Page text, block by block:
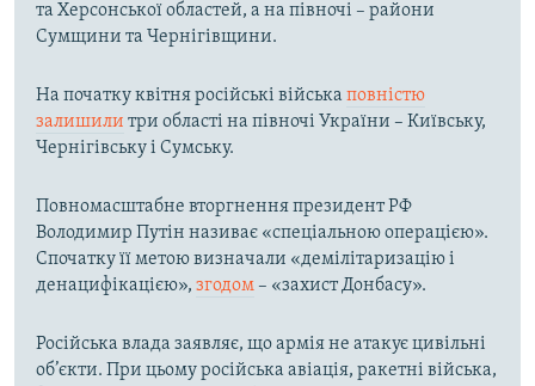
та Херсонської областей, а на півночі – райони
Сумщини та Чернігівщини.
На початку квітня російські війська повністю
залишили три області на півночі України – Київську,
Чернігівську і Сумську.
Повномасштабне вторгнення президент РФ
Володимир Путін називає «спеціальною операцією».
Спочатку її метою визначали «демілітаризацію і
денацифікацією», згодом– «захист Донбасу».
Російська влада заявляє, що армія не атакує цивільні
об’єкти. При цьому російська авіація, ракетні війська,